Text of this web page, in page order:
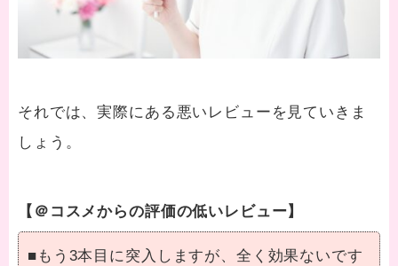
それでは、実際にある悪いレビューを見ていきま
しょう。
【＠コスメからの評価の低いレビュー】
■もう3本目に突入しますが、全く効果ないです